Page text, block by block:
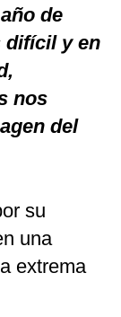
de
difícil y en
nos
del
su
una
extrema